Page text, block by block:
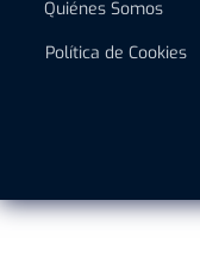
Quiénes Somos
Política de Cookies